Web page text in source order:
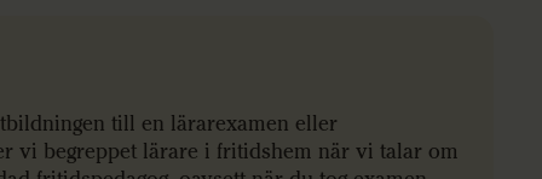
till en lärarexamen eller
vi begreppet lärare i fritidshem när vi talar om